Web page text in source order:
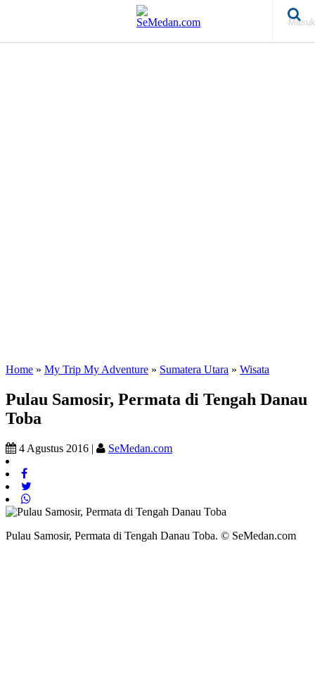
Home » My Trip My Adventure » Sumatera Utara » Wisata
Pulau Samosir, Permata di Tengah Danau
Toba
4 Agustus 2016 | SeMedan.com
Pulau Samosir, Permata di Tengah Danau Toba. © SeMedan.com